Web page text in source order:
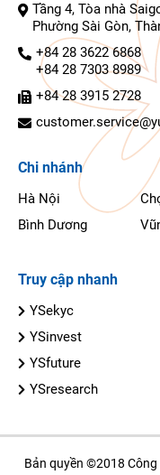
Tầng 4, Tòa nhà
Phường Sài Gòn,
+84 28 3622 6868
+84 28 7303 8989
+84 28 3915 2728
Chi nhánh
Hà Nội
Bình Dương
Truy cập nhanh
YSekyc
YSinvest
YSfuture
YSresearch
Bản quyền ©2018